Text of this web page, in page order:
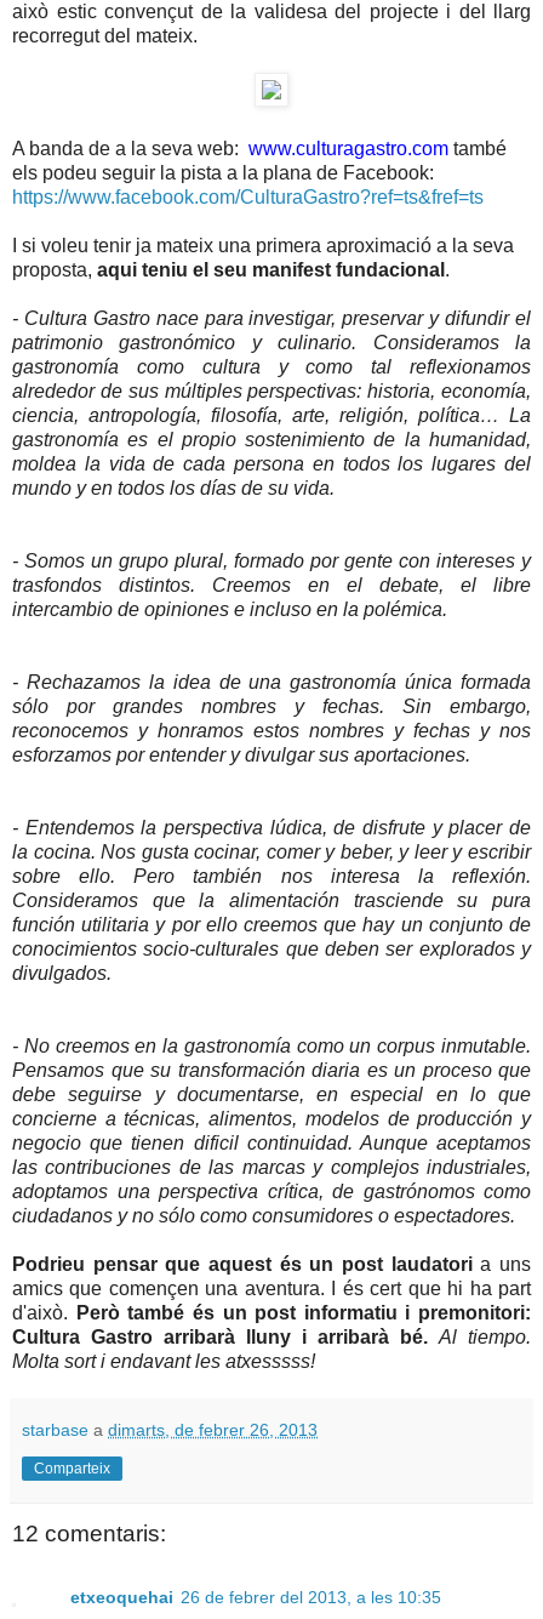
això estic convençut de la validesa del projecte i del llarg
recorregut del mateix.
A banda de a la seva web: www.culturagastro.com també
els podeu seguir la pista a la plana de Facebook:
https://www.facebook.com/CulturaGastro?ref=ts&fref=ts
I si voleu tenir ja mateix una primera aproximació a la seva
proposta, aqui teniu el seu manifest fundacional .
- Cultura Gastro nace para investigar, preservar y difundir el
patrimonio gastronómico y culinario. Consideramos la
gastronomía como cultura y como tal reflexionamos
alrededor de sus múltiples perspectivas: historia, economía,
ciencia, antropología, filosofía, arte, religión, política… La
gastronomía es el propio sostenimiento de la humanidad,
moldea la vida de cada persona en todos los lugares del
mundo y en todos los días de su vida.
- Somos un grupo plural, formado por gente con intereses y
trasfondos distintos. Creemos en el debate, el libre
intercambio de opiniones e incluso en la polémica.
- Rechazamos la idea de una gastronomía única formada
sólo por grandes nombres y fechas. Sin embargo,
reconocemos y honramos estos nombres y fechas y nos
esforzamos por entender y divulgar sus aportaciones.
- Entendemos la perspectiva lúdica, de disfrute y placer de
la cocina. Nos gusta cocinar, comer y beber, y leer y escribir
sobre ello. Pero también nos interesa la reflexión.
Consideramos que la alimentación trasciende su pura
función utilitaria y por ello creemos que hay un conjunto de
conocimientos socio-culturales que deben ser explorados y
divulgados.
- No creemos en la gastronomía como un corpus inmutable.
Pensamos que su transformación diaria es un proceso que
debe seguirse y documentarse, en especial en lo que
concierne a técnicas, alimentos, modelos de producción y
negocio que tienen dificil continuidad. Aunque aceptamos
las contribuciones de las marcas y complejos industriales,
adoptamos una perspectiva crítica, de gastrónomos como
ciudadanos y no sólo como consumidores o espectadores.
Podrieu pensar que aquest és un post laudatoria uns
amics que començen una aventura. I és cert que hi ha part
d'això.
Però també és un post informatiu i premonitori:
Cultura Gastro arribarà lluny i arribarà bé. Al tiempo.
Molta sort i endavant les atxesssss!
starbase a dimarts, de febrer 26, 2013
Comparteix
12 comentaris:
etxeoquehai 26 de febrer del 2013, a les 10:35